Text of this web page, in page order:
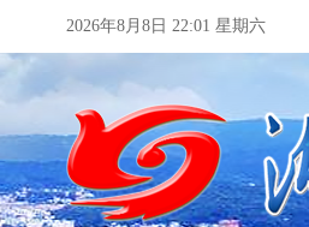
2026年8月8日 22:01 星期六